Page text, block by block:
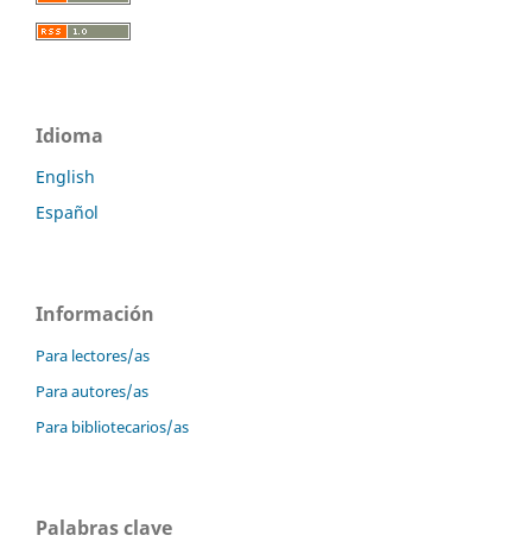
Idioma
English
Español
Información
Para lectores/as
Para autores/as
Para bibliotecarios/as
Palabras clave